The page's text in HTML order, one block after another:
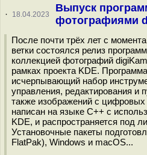
· 18.04.2023
Выпуск
фотографиями
После почти трёх лет с
ветки состоялся релиз
коллекцией фотографий
рамках проекта KDE.
исчерпывающий набор
управления, редактирования и
также изображений с
написан на языке C++ с
KDE, и распространяется под
Установочные пакеты
FlatPak), Windows и macOS...